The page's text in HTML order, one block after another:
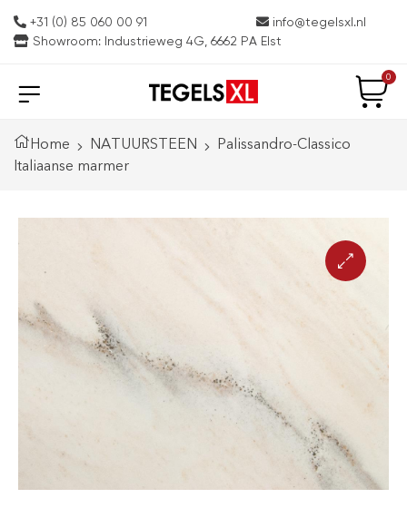
+31 (0) 85 060 00 91
info@tegelsxl.nl
Showroom: Industrieweg 4G, 6662 PA Elst
0
Home NATUURSTEEN
Palissandro-Classico
Italiaanse marmer